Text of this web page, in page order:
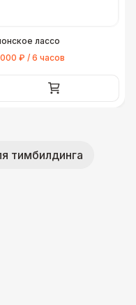
лассо
000 ₽ / 6 часов
тимбилдинга